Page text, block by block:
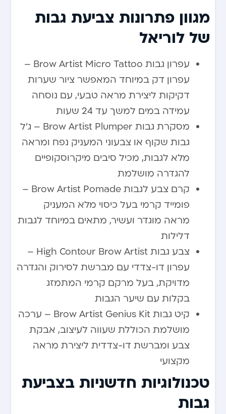
מגוון פתרונות צביעת גבות
של לוריאל
עפרון גבות Brow Artist Micro Tattoo –
עפרון דק במיוחד המאפשר ציור שערות
דקיקות ליצירת מראה טבעי, עם נוסחה
עמידה במים למשך עד 24 שעות
מסקרת גבות Brow Artist Plumper – ג’ל
גבות שקוף או צבעוני המעניק נפח ומראה
מלא לגבות, מכיל סיבים מיקרוסקופיים
להגדרה מושלמת
קרם צבע לגבות Brow Artist Pomade –
פומייד קרמי בעל כיסוי מלא המעניק
מראה מוגדר ועשיר, מתאים במיוחד לגבות
דלילות
צבע גבות High Contour Brow Artist –
עפרון דו-צדדי עם מברשת לסירוק והגדרה
מדויקת, בעל מרקם קרמי המתמזג
בקלות עם שיער הגבות
קיט גבות Brow Artist Genius Kit – ערכה
מושלמת הכוללת שעווה לעיצוב, אבקת
צבע ומברשת דו-צדדית ליצירת מראה
מקצועי
טכנולוגיות חדשניות בצביעת
גבות